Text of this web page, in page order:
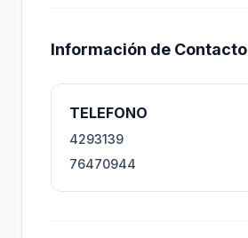
Información de Contacto
TELEFONO
4293139
76470944